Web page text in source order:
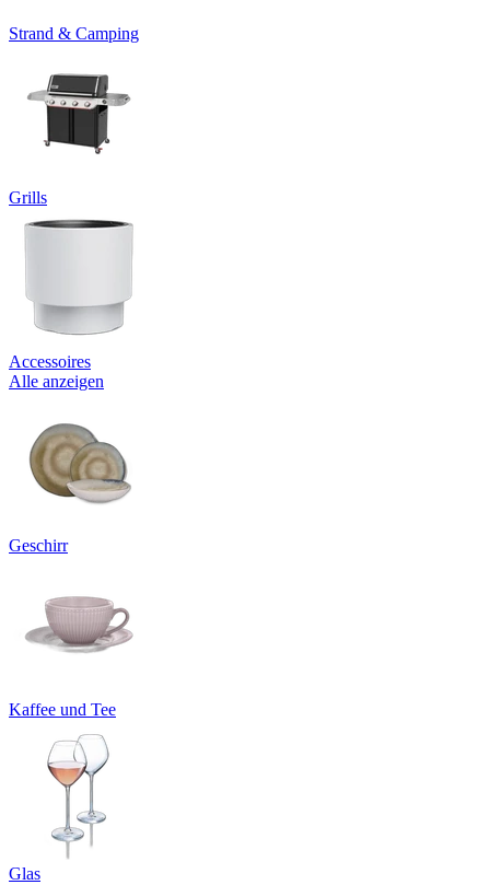
Strand & Camping
Grills
Accessoires
Alle anzeigen
Geschirr
Kaffee und Tee
Glas